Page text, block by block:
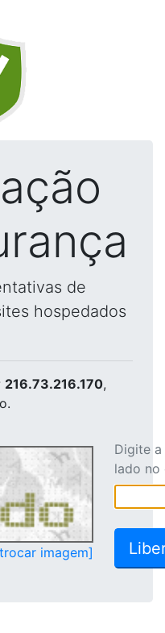
de
hospedados
216.73.216.170,
imagem]
Digite
lado no